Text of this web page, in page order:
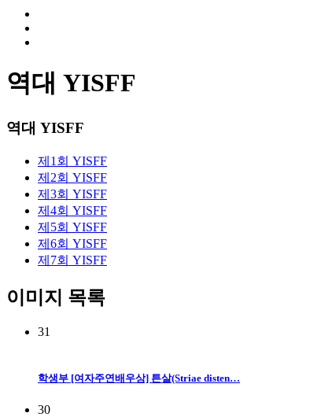
역대 YISFF
역대 YISFF
제1회 YISFF
제2회 YISFF
제3회 YISFF
제4회 YISFF
제5회 YISFF
제6회 YISFF
제7회 YISFF
이미지 목록
31
학생부 [여자주연배우상] 튼살(Striae disten…
30